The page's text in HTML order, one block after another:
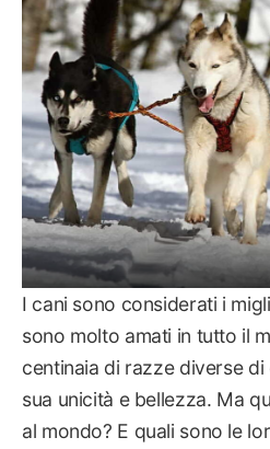
I cani sono considerati i
sono molto amati in tutto il
centinaia di razze diverse
sua unicità e bellezza. Ma
al mondo? E quali sono le